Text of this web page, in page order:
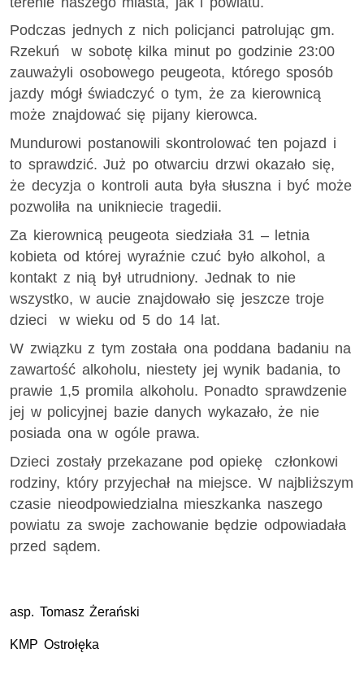
Podczas jednych z nich policjanci patrolując gm.
Rzekuń w sobotę kilka minut po godzinie 23:00
zauważyli osobowego peugeota, którego sposób
jazdy mógł świadczyć o tym, że za kierownicą
może znajdować się pijany kierowca.
Mundurowi postanowili skontrolować ten pojazd i
to sprawdzić. Już po otwarciu drzwi okazało się,
że decyzja o kontroli auta była słuszna i być może
pozwoliła na unikniecie tragedii.
Za kierownicą peugeota siedziała 31 – letnia
kobieta od której wyraźnie czuć było alkohol, a
kontakt z nią był utrudniony. Jednak to nie
wszystko, w aucie znajdowało się jeszcze troje
dzieci w wieku od 5 do 14 lat.
W związku z tym została ona poddana badaniu na
zawartość alkoholu, niestety jej wynik badania, to
prawie 1,5 promila alkoholu. Ponadto sprawdzenie
jej w policyjnej bazie danych wykazało, że nie
posiada ona w ogóle prawa.
Dzieci zostały przekazane pod opiekę członkowi
rodziny, który przyjechał na miejsce. W najbliższym
czasie nieodpowiedzialna mieszkanka naszego
powiatu za swoje zachowanie będzie odpowiadała
przed sądem.
asp. Tomasz Żerański
KMP Ostrołęka